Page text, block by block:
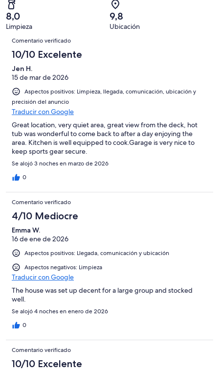
puntuación
de
10
Excelente
con
una
puntuación
Bueno
7
con
una
puntuación
de
Normal
total
de
7
puntuación
de
Mediocre
un
total
de
con
puntuación
de
Horrible
8,0
Limpieza
9,8
Ubicación
Comentarios
Comentario verificado
10/10 Excelente
Jen H.
15 de mar de 2026
Aspectos positivos: Limpieza, llegada, comunicación, ubicación y
precisión del anuncio
Traducir con Google
Great location, very quiet area, great view from the deck, hot
tub was wonderful to come back to after a day enjoying the
area. Kitchen is well equipped to cook.Garage is very nice to
keep sports gear secure.
Se alojó 3 noches en marzo de 2026
0
Comentario verificado
4/10 Mediocre
Emma W.
16 de ene de 2026
Aspectos positivos: Llegada, comunicación y ubicación
Aspectos negativos: Limpieza
Traducir con Google
The house was set up decent for a large group and stocked
well.
Se alojó 4 noches en enero de 2026
0
Comentario verificado
10/10 Excelente